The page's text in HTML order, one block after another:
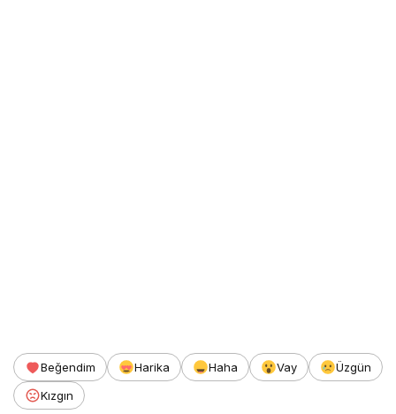
Beğendim Harika Haha Vay
Üzgün
Kızgın